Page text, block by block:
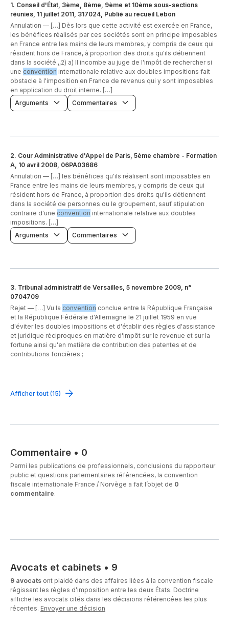
1. Conseil d'État, 3ème, 8ème, 9ème et 10ème sous-sections
réunies, 11 juillet 2011, 317024, Publié au recueil Lebon
Annulation — […] Dès lors que cette activité est exercée en France,
les bénéfices réalisés par ces sociétés sont en principe imposables
en France entre les mains de leurs membres, y compris de ceux qui
résident hors de France, à proportion des droits qu'ils détiennent
dans la société.,,2) a) Il incombe au juge de l'impôt de rechercher si
une convention internationale relative aux doubles impositions fait
obstacle à l'imposition en France de revenus qui y sont imposables
en application du droit interne. […]
Arguments
Commentaires
2. Cour Administrative d'Appel de Paris, 5ème chambre - Formation
A, 10 avril 2008, 06PA03686
Annulation — […] les bénéfices qu'ils réalisent sont imposables en
France entre les mains de leurs membres, y compris de ceux qui
résident hors de France, à proportion des droits qu'ils détiennent
dans la société de personnes ou le groupement, sauf stipulation
contraire d'une convention internationale relative aux doubles
impositions. […]
Arguments
Commentaires
3. Tribunal administratif de Versailles, 5 novembre 2009, n°
0704709
Rejet — […] Vu la convention conclue entre la République Française
et la République Fédérale d'Allemagne le 21 juillet 1959 en vue
d'éviter les doubles impositions et d'établir des règles d'assistance
et juridique réciproques en matière d'impôt sur le revenue et sur la
fortune ainsi qu'en matière de contribution des patentes et de
contributions foncières ;
Afficher tout (15)
Commentaire • 0
Parmi les publications de professionnels, conclusions du rapporteur
public et questions parlementaires référencées, la convention
fiscale internationale France / Norvège a fait l’objet de 0
commentaire.
Avocats et cabinets • 9
9 avocats ont plaidé dans des affaires liées à la convention fiscale
régissant les règles d’imposition entre les deux États. Doctrine
affiche les avocats cités dans les décisions référencées les plus
récentes. Envoyer une décision